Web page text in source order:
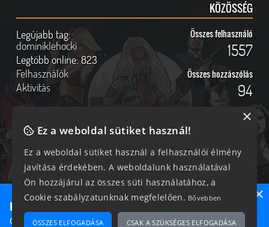
KÖZÖSSÉG
Legújabb tag:
dominiklehocki
Legtöbb online:823
Felhasználók
Aktivitás
Összes felhasználó
1557
Összes hozzászólás
94
Online felhasználók
203 vendég, 0 tag
Kövess Minket!
Ne maradj le semmiről!
Csatlakozz most hozzánk, hogy megtudd, milyen egy igazi
×
Ez a weboldal sütiket használ!
Ez a weboldal sütiket használ a felhasználói élmény
javítása érdekében. A weboldalunk használatával
Ön hozzájárul az összes süti használatához, a
Cookie szabályzatunknak megfelelően. Bővebben
ÖSSZES ELFOGADÁSA CSAK A SZÜKSÉGES ELFOGADÁSA
×